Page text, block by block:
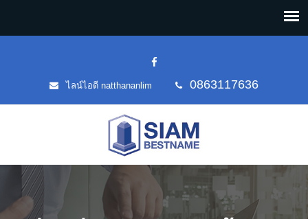
ไลน์ไอดี natthananlim 0863117636